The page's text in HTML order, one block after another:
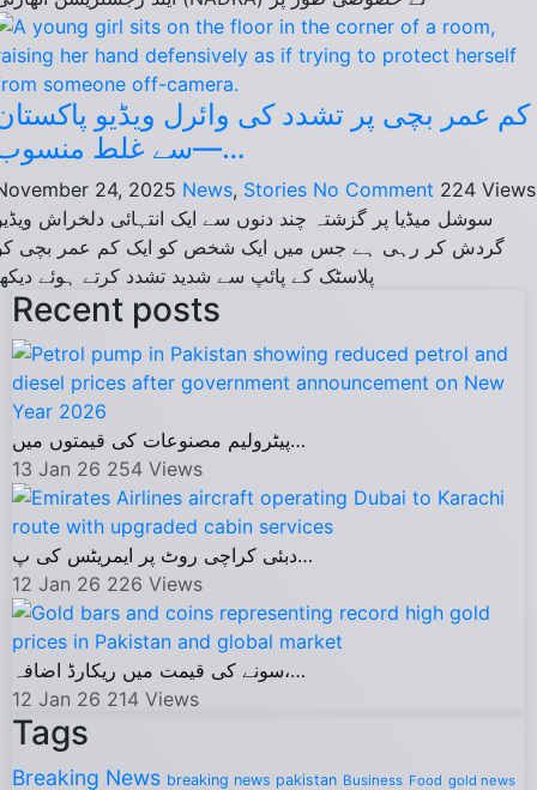
کم عمر بچی پر تشدد کی وائرل ویڈیو
سے غلط منسوب—…
24, 2025 News, Stories No Comment 224 Views
سوشل میڈیا پر گزشتہ چند دنوں سے ایک انتہائی دلخراش
گردش کر رہی ہے جس میں ایک شخص کو ایک کم عمر بچی
پلاسٹک کے پائپ سے شدید تشدد کرتے ہوئے
Recent posts
پیٹرولیم مصنوعات کی قیمتوں میں…
13 Jan 26 254 Views
دبئی کراچی روٹ پر ایمریٹس کی پ…
12 Jan 26 226 Views
سونے کی قیمت میں ریکارڈ اضافہ،…
12 Jan 26 214 Views
Tags
Breaking News breaking news pakistan Business Food gold news